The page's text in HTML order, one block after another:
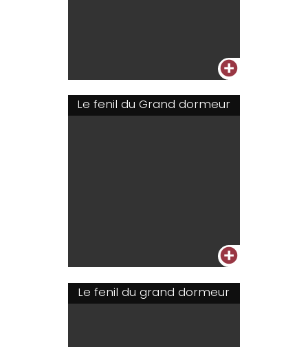
+
Le fenil du Grand dormeur
+
Le fenil du grand dormeur